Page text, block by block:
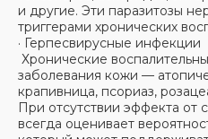
и другие. Эти паразитозы
триггерами хронических
· Герпесвирусные инфекции
Хронические
заболевания кожи —
крапивница, псориаз,
При отсутствии эффекта от
всегда оценивает